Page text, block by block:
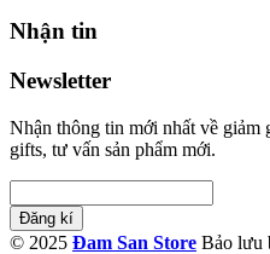
Nhận tin
Newsletter
Nhận thông tin mới nhất về giảm
gifts, tư vấn sản phẩm mới.
Đăng kí
© 2025 Đam San Store Bảo lưu